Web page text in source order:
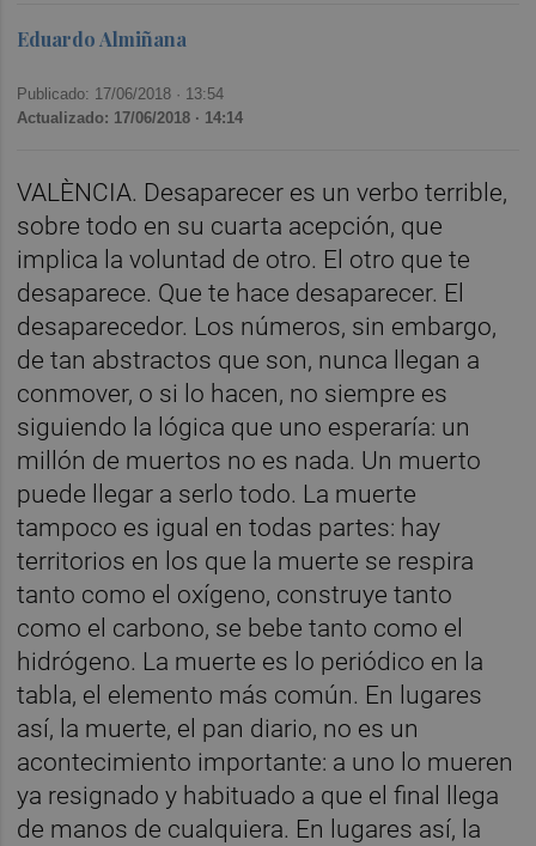
Eduardo Almiñana
Publicado: 17/06/2018 · 13:54
Actualizado: 17/06/2018 · 14:14
VALÈNCIA. Desaparecer es un verbo terrible,
sobre todo en su cuarta acepción, que
implica la voluntad de otro. El otro que te
desaparece. Que te hace desaparecer. El
desaparecedor. Los números, sin embargo,
de tan abstractos que son, nunca llegan a
conmover, o si lo hacen, no siempre es
siguiendo la lógica que uno esperaría: un
millón de muertos no es nada. Un muerto
puede llegar a serlo todo. La muerte
tampoco es igual en todas partes: hay
territorios en los que la muerte se respira
tanto como el oxígeno, construye tanto
como el carbono, se bebe tanto como el
hidrógeno. La muerte es lo periódico en la
tabla, el elemento más común. En lugares
así, la muerte, el pan diario, no es un
acontecimiento importante: a uno lo mueren
ya resignado y habituado a que el final llega
de manos de cualquiera. En lugares así, la